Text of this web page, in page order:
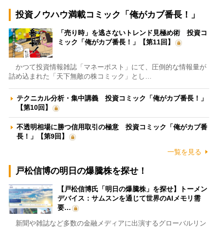
投資ノウハウ満載コミック「俺がカブ番長！」
「売り時」を逃さないトレンド見極め術 投資コ
ミック「俺がカブ番長！」【第11回】
かつて投資情報雑誌「マネーポスト」にて、圧倒的な情報量が
詰め込まれた「天下無敵の株コミック」とし…
テクニカル分析・集中講義 投資コミック「俺がカブ番長！」
【第10回】
不透明相場に勝つ信用取引の極意 投資コミック「俺がカブ番
長！」【第9回】
一覧を見る
戸松信博の明日の爆騰株を探せ！
【戸松信博氏「明日の爆騰株」を探せ】トーメン
デバイス：サムスンを通じて世界のAIメモリ需
要…
新聞や雑誌など多数の金融メディアに出演するグローバルリン